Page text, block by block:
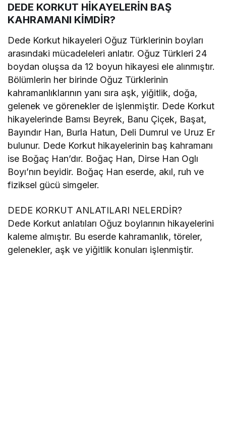
DEDE KORKUT HİKAYELERİN BAŞ
KAHRAMANI KİMDİR?
Dede Korkut hikayeleri Oğuz Türklerinin boyları
arasındaki mücadeleleri anlatır. Oğuz Türkleri 24
boydan oluşsa da 12 boyun hikayesi ele alınmıştır.
Bölümlerin her birinde Oğuz Türklerinin
kahramanlıklarının yanı sıra aşk, yiğitlik, doğa,
gelenek ve görenekler de işlenmiştir. Dede Korkut
hikayelerinde Bamsı Beyrek, Banu Çiçek, Başat,
Bayındır Han, Burla Hatun, Deli Dumrul ve Uruz Er
bulunur. Dede Korkut hikayelerinin baş kahramanı
ise Boğaç Han’dır. Boğaç Han, Dirse Han Oglı
Boyı’nın beyidir. Boğaç Han eserde, akıl, ruh ve
fiziksel gücü simgeler.
DEDE KORKUT ANLATILARI NELERDİR?
Dede Korkut anlatıları Oğuz boylarının hikayelerini
kaleme almıştır. Bu eserde kahramanlık, töreler,
gelenekler, aşk ve yiğitlik konuları işlenmiştir.